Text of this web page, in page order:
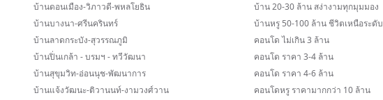
บ้านดอนเมือง-วิภาวดี-พหลโยธิน
บ้านบางนา-ศรีนครินทร์
บ้านลาดกระบัง-สุวรรณภูมิ
บ้านปิ่นเกล้า - บรมฯ - ทวีวัฒนา
บ้านสุขุมวิท-อ่อนนุช-พัฒนาการ
บ้านแจ้งวัฒนะ-ติวานนท์-งามวงศ์วาน
บ้าน 20-30 ล้าน สง่างามทุกมุมมอง
บ้านหรู 50-100 ล้าน ชีวิตเหนือระดับ
คอนโด ไม่เกิน 3 ล้าน
คอนโด ราคา 3-4 ล้าน
คอนโด ราคา 4-6 ล้าน
คอนโดหรู ราคามากกว่า 10 ล้าน